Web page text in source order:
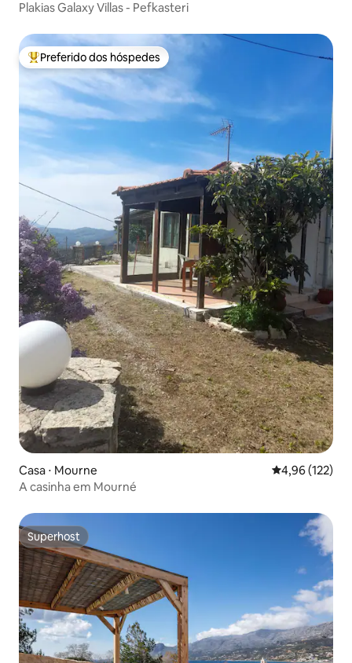
Plakias Galaxy Villas - Pefkasteri
Entre os melhores preferidos dos hóspedes
Preferido dos hóspedes
Casa ⋅ Mourne 4,96 de uma
4,96 (122)
A casinha em Mourné
Superhost
Superhost